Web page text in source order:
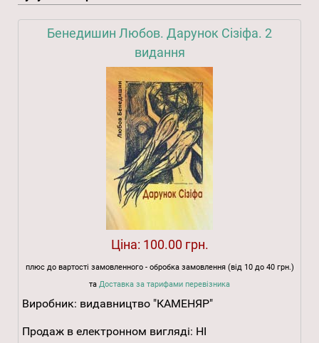
Бенедишин Любов. Дарунок Сізіфа. 2
видання
Ціна: 100.00 грн.
плюс до вартості замовленного - обробка замовлення (від 10 до 40 грн.)
та Доставка за тарифами перевізника
Виробник: видавництво "КАМЕНЯР"
Продаж в електронном вигляді: НІ